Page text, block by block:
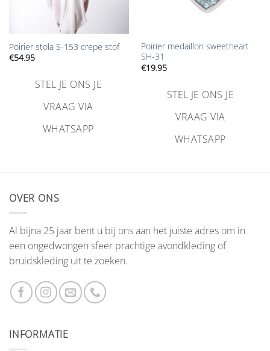
Poirier stola S-153 crepe stof
€54.95
STEL JE ONS JE
VRAAG VIA
WHATSAPP
Poirier medaillon sweetheart
SH-31
€19.95
STEL JE ONS JE
VRAAG VIA
WHATSAPP
OVER ONS
Al bijna 25 jaar bent u bij ons aan het juiste adres om in
een ongedwongen sfeer prachtige avondkleding of
bruidskleding uit te zoeken.
INFORMATIE